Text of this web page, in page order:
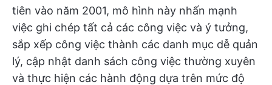
tiên vào năm 2001, mô hình này nhấn mạnh
việc ghi chép tất cả các công việc và ý tưởng,
sắp xếp công việc thành các danh mục dễ quản
lý, cập nhật danh sách công việc thường xuyên
và thực hiện các hành động dựa trên mức độ